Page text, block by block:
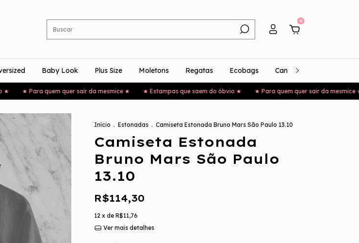
0
Baby Look Plus Size Moletons Regatas Ecobags Canecas
★ Para quem quer sair da mesmice ★ ★ Estampas que saem do óbvio ★ ★ Para quem quer sair da mesmice ★
Início . Estonadas . Camiseta Estonada Bruno Mars São Paulo 13.10
Camiseta Estonada
Bruno Mars São Paulo
13.10
R$114,30
12 x de R$11,76
Ver mais detalhes